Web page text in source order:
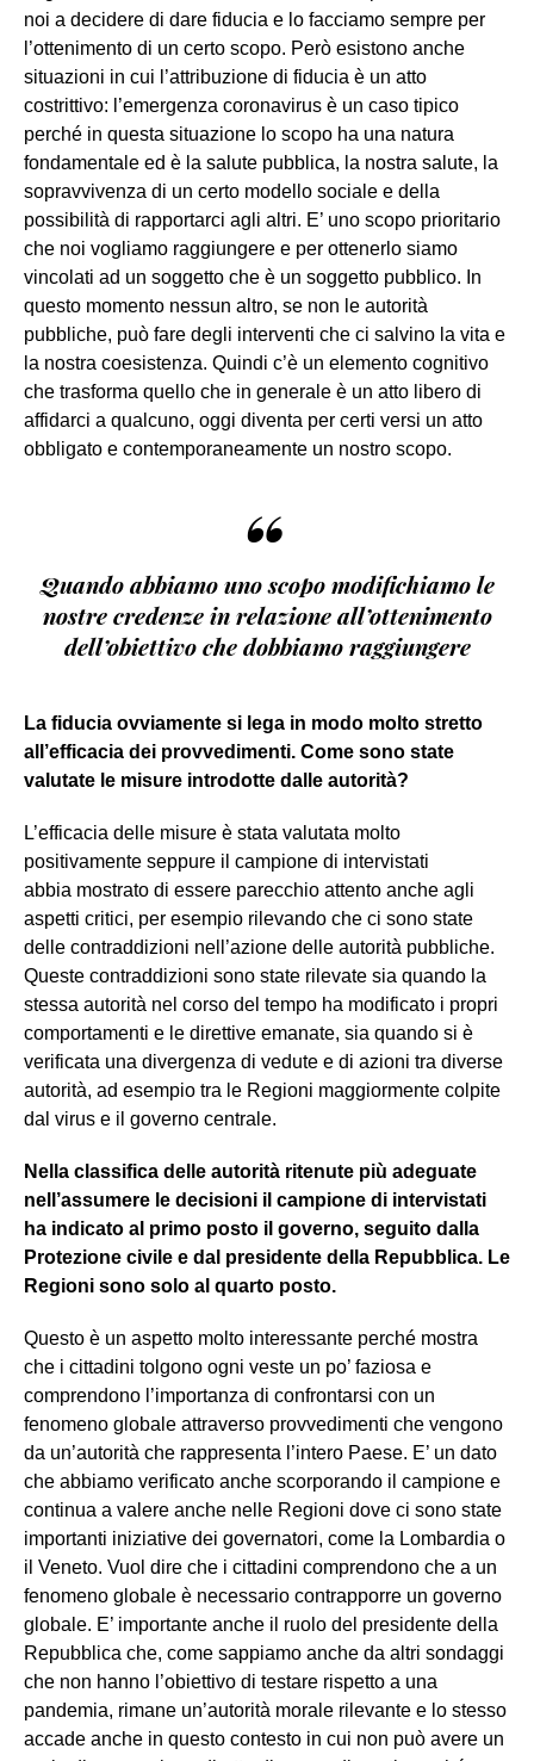
noi a decidere di dare fiducia e lo facciamo sempre per
l’ottenimento di un certo scopo. Però esistono anche
situazioni in cui l’attribuzione di fiducia è un atto
costrittivo: l’emergenza coronavirus è un caso tipico
perché in questa situazione lo scopo ha una natura
fondamentale ed è la salute pubblica, la nostra salute, la
sopravvivenza di un certo modello sociale e della
possibilità di rapportarci agli altri. E’ uno scopo prioritario
che noi vogliamo raggiungere e per ottenerlo siamo
vincolati ad un soggetto che è un soggetto pubblico. In
questo momento nessun altro, se non le autorità
pubbliche, può fare degli interventi che ci salvino la vita e
la nostra coesistenza. Quindi c’è un elemento cognitivo
che trasforma quello che in generale è un atto libero di
affidarci a qualcuno, oggi diventa per certi versi un atto
obbligato e contemporaneamente un nostro scopo.
“
Quando abbiamo uno scopo modifichiamo le
nostre credenze in relazione all’ottenimento
dell’obiettivo che dobbiamo raggiungere
La fiducia ovviamente si lega in modo molto stretto
all’efficacia dei provvedimenti. Come sono state
valutate le misure introdotte dalle autorità?
L’efficacia delle misure è stata valutata molto
positivamente seppure il campione di intervistati
abbia mostrato di essere parecchio attento anche agli
aspetti critici, per esempio rilevando che ci sono state
delle contraddizioni nell’azione delle autorità pubbliche.
Queste contraddizioni sono state rilevate sia quando la
stessa autorità nel corso del tempo ha modificato i propri
comportamenti e le direttive emanate, sia quando si è
verificata una divergenza di vedute e di azioni tra diverse
autorità, ad esempio tra le Regioni maggiormente colpite
dal virus e il governo centrale.
Nella classifica delle autorità ritenute più adeguate
nell’assumere le decisioni il campione di intervistati
ha indicato al primo posto il governo, seguito dalla
Protezione civile e dal presidente della Repubblica. Le
Regioni sono solo al quarto posto.
Questo è un aspetto molto interessante perché mostra
che i cittadini tolgono ogni veste un po’ faziosa e
comprendono l’importanza di confrontarsi con un
fenomeno globale attraverso provvedimenti che vengono
da un’autorità che rappresenta l’intero Paese. E’ un dato
che abbiamo verificato anche scorporando il campione e
continua a valere anche nelle Regioni dove ci sono state
importanti iniziative dei governatori, come la Lombardia o
il Veneto. Vuol dire che i cittadini comprendono che a un
fenomeno globale è necessario contrapporre un governo
globale. E’ importante anche il ruolo del presidente della
Repubblica che, come sappiamo anche da altri sondaggi
che non hanno l’obiettivo di testare rispetto a una
pandemia, rimane un’autorità morale rilevante e lo stesso
accade anche in questo contesto in cui non può avere un